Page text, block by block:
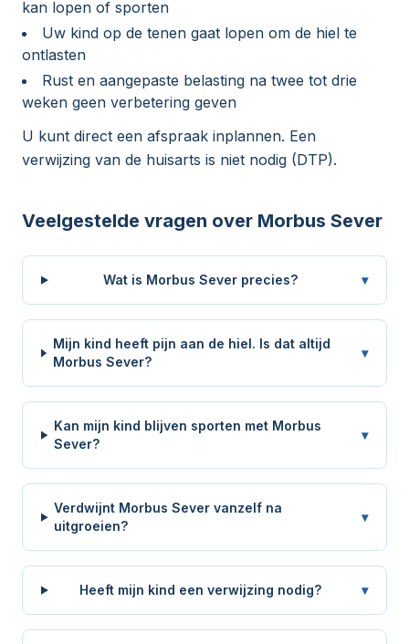
kan lopen of sporten
Uw kind op de tenen gaat lopen om de hiel te
ontlasten
Rust en aangepaste belasting na twee tot drie
weken geen verbetering geven
U kunt direct een afspraak inplannen. Een
verwijzing van de huisarts is niet nodig (DTP).
Veelgestelde vragen over Morbus Sever
Wat is Morbus Sever precies? ▾
Mijn kind heeft pijn aan de hiel. Is dat altijd
Morbus Sever?
▾
Kan mijn kind blijven sporten met Morbus
Sever?
▾
Verdwijnt Morbus Sever vanzelf na
uitgroeien?
▾
Heeft mijn kind een verwijzing nodig? ▾